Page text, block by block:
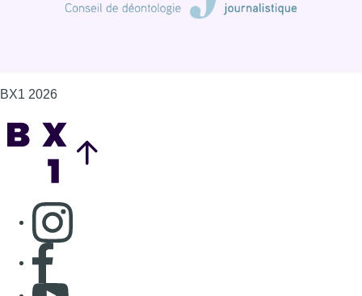
BX1 2026
Consulter page Instagram
Consulter page Facebook
Consulter Youtube